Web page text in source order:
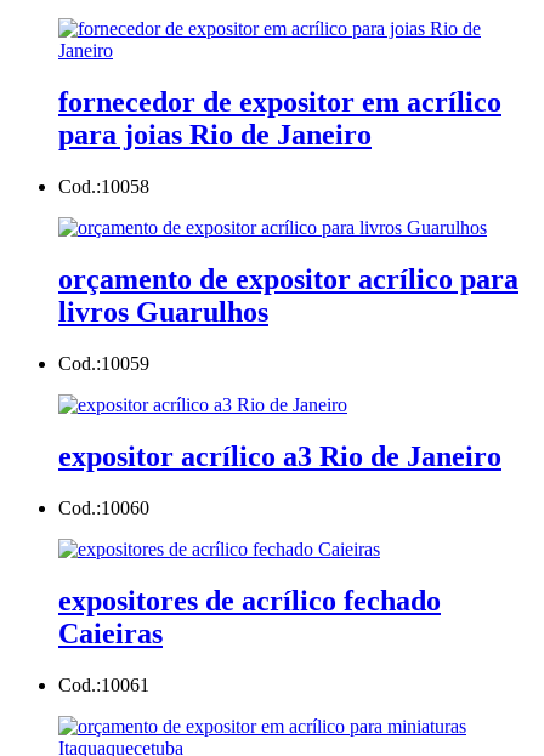
fornecedor de expositor em acrílico
para joias Rio de Janeiro
Cod.:10058
orçamento de expositor acrílico para
livros Guarulhos
Cod.:10059
expositor acrílico a3 Rio de Janeiro
Cod.:10060
expositores de acrílico fechado
Caieiras
Cod.:10061